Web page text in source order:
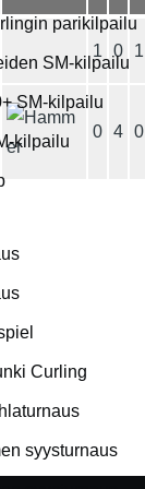
parikilpailu
SM-kilpailu
SM-kilpailu
kilpailu
Curling
syysturnaus
1 0 1
0 4 0